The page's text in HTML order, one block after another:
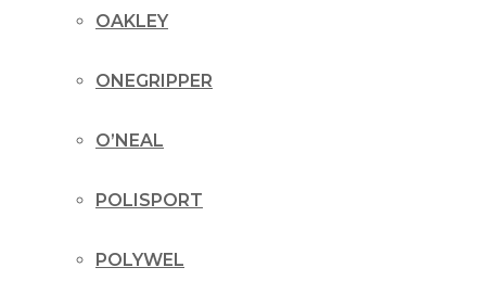
OAKLEY
ONEGRIPPER
O’NEAL
POLISPORT
POLYWEL